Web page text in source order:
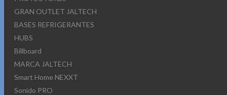
GRAN OUTLET JALTECH
BASES REFRIGERANTES
HUBS
Billboard
MARCA JALTECH
Smart Home NEXXT
Sonido PRO